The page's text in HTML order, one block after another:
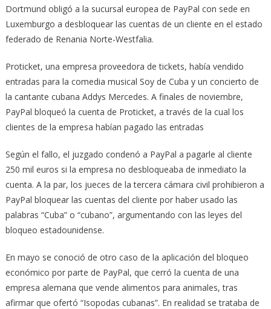
Dortmund obligó a la sucursal europea de PayPal con sede en
Luxemburgo a desbloquear las cuentas de un cliente en el estado
federado de Renania Norte-Westfalia.
Proticket, una empresa proveedora de tickets, había vendido
entradas para la comedia musical Soy de Cuba y un concierto de
la cantante cubana Addys Mercedes. A finales de noviembre,
PayPal bloqueó la cuenta de Proticket, a través de la cual los
clientes de la empresa habían pagado las entradas
Según el fallo, el juzgado condenó a PayPal a pagarle al cliente
250 mil euros si la empresa no desbloqueaba de inmediato la
cuenta. A la par, los jueces de la tercera cámara civil prohibieron a
PayPal bloquear las cuentas del cliente por haber usado las
palabras “Cuba” o “cubano”, argumentando con las leyes del
bloqueo estadounidense.
En mayo se conoció de otro caso de la aplicación del bloqueo
económico por parte de PayPal, que cerró la cuenta de una
empresa alemana que vende alimentos para animales, tras
afirmar que ofertó “Isopodas cubanas”. En realidad se trataba de